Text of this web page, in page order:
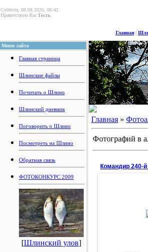
Суббота, 08.08.2026, 06:42
Приветствую Вас Гость
Главная|
Меню сайта
Главная страница
Шлинские файлы
Почитать о Шлино
Шлинский дневник
Поговорить о Шлино
Посмотреть на Шлино
Обратная связь
ФОТОКОНКУРС 2009
[Шлинский улов]
Главная »
Фотографий в
бюджетное